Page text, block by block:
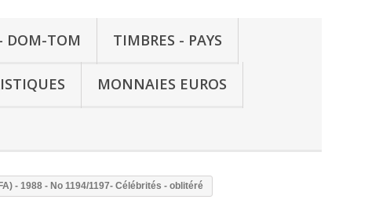
DOM-TOM TIMBRES - PAYS
MONNAIES EUROS
- 1988 - No 1194/1197- Célébrités - oblitéré